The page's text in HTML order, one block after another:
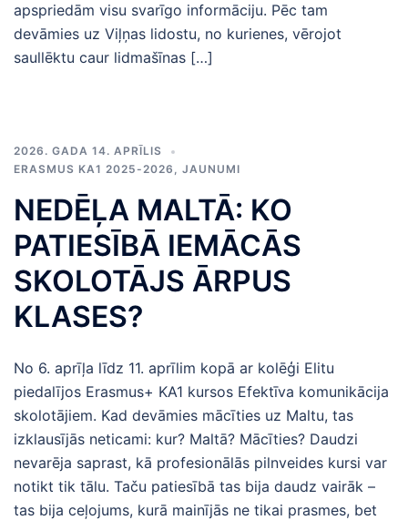
apspriedām visu svarīgo informāciju. Pēc tam
devāmies uz Viļņas lidostu, no kurienes, vērojot
saullēktu caur lidmašīnas […]
2026. GADA 14. APRĪLIS
ERASMUS KA1 2025-2026 , JAUNUMI
NEDĒĻA MALTĀ: KO
PATIESĪBĀ IEMĀCĀS
SKOLOTĀJS ĀRPUS
KLASES?
No 6. aprīļa līdz 11. aprīlim kopā ar kolēģi Elitu
piedalījos Erasmus+ KA1 kursos Efektīva komunikācija
skolotājiem. Kad devāmies mācīties uz Maltu, tas
izklausījās neticami: kur? Maltā? Mācīties? Daudzi
nevarēja saprast, kā profesionālās pilnveides kursi var
notikt tik tālu. Taču patiesībā tas bija daudz vairāk –
tas bija ceļojums, kurā mainījās ne tikai prasmes, bet